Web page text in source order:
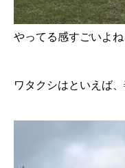
やってる感すごいよね
ワタクシはといえば、